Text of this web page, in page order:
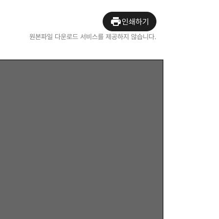
인쇄하기
원본파일 다운로드 서비스를 제공하지 않습니다.